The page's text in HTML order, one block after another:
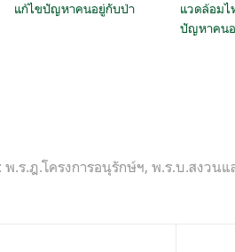
แก้ไขปัญหาคนอยู่กับป่า
แวดล้อมไ
ปัญหาคน
พ.ร.ฎ.โครงการอนุรักษ์ฯ, พ.ร.บ.สงวนแ